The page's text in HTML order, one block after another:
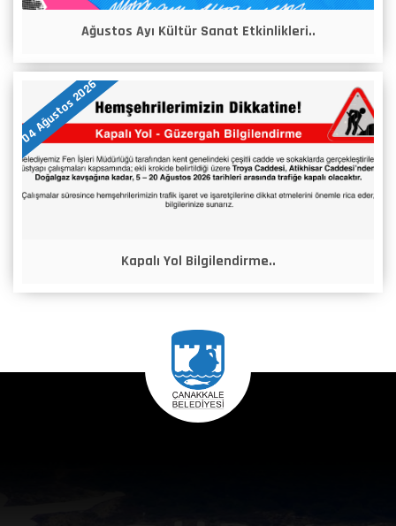
Ağustos Ayı Kültür Sanat Etkinlikleri..
04 Ağustos 2026
Kapalı Yol Bilgilendirme..